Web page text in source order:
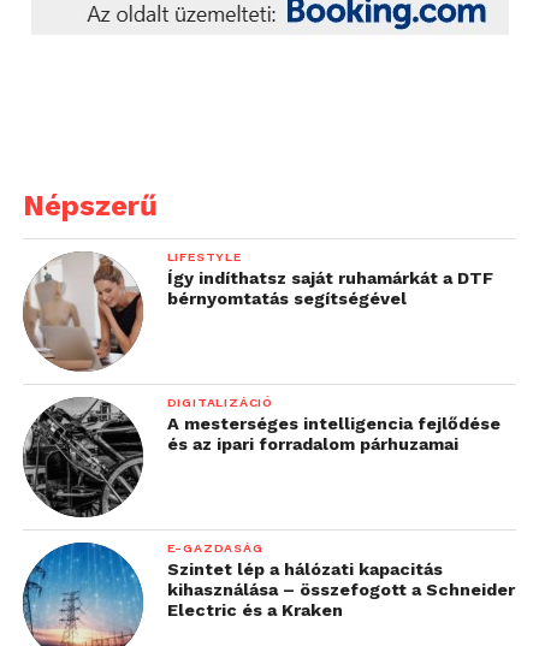
Népszerű
LIFESTYLE
Így indíthatsz saját ruhamárkát a DTF
bérnyomtatás segítségével
DIGITALIZÁCIÓ
A mesterséges intelligencia fejlődése
és az ipari forradalom párhuzamai
E-GAZDASÁG
Szintet lép a hálózati kapacitás
kihasználása – összefogott a Schneider
Electric és a Kraken